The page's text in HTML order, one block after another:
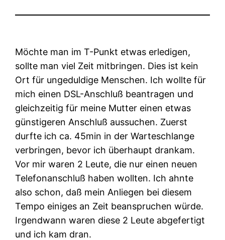
Möchte man im T-Punkt etwas erledigen,
sollte man viel Zeit mitbringen. Dies ist kein
Ort für ungeduldige Menschen. Ich wollte für
mich einen DSL-Anschluß beantragen und
gleichzeitig für meine Mutter einen etwas
günstigeren Anschluß aussuchen. Zuerst
durfte ich ca. 45min in der Warteschlange
verbringen, bevor ich überhaupt drankam.
Vor mir waren 2 Leute, die nur einen neuen
Telefonanschluß haben wollten. Ich ahnte
also schon, daß mein Anliegen bei diesem
Tempo einiges an Zeit beanspruchen würde.
Irgendwann waren diese 2 Leute abgefertigt
und ich kam dran.